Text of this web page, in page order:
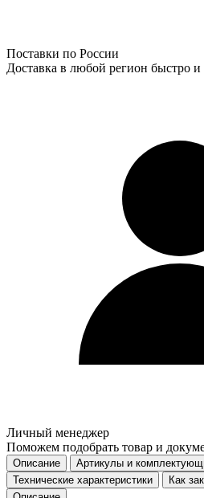
Поставки по России
Доставка в любой регион быстро
Личный менеджер
Поможем подобрать товар и
Описание
Артикулы и
Технические характеристики
Как